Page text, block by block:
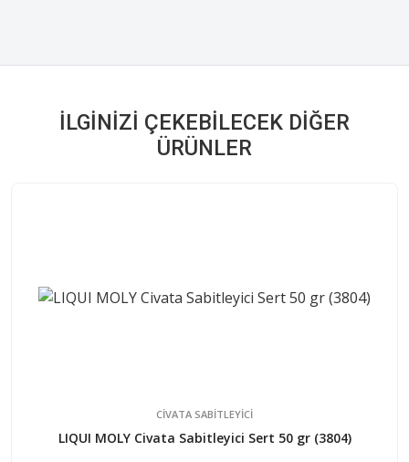
İLGINIZI ÇEKEBILECEK DIĞER
ÜRÜNLER
CIVATA SABITLEYICI
LIQUI MOLY Civata Sabitleyici Sert 50 gr (3804)